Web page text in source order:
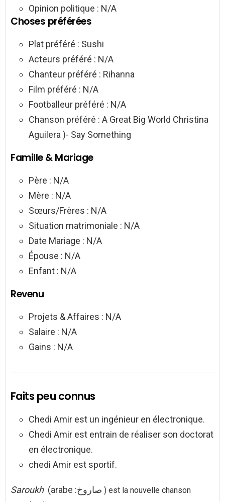
Opinion politique : N/A
Choses préférées
Plat préféré : Sushi
Acteurs préféré : N/A
Chanteur préféré : Rihanna
Film préféré : N/A
Footballeur préféré : N/A
Chanson préféré : A Great Big World Christina
Aguilera )- Say Something
Famille & Mariage
Père : N/A
Mère : N/A
Sœurs/Frères : N/A
Situation matrimoniale : N/A
Date Mariage : N/A
Épouse : N/A
Enfant : N/A
Revenu
Projets & Affaires : N/A
Salaire : N/A
Gains : N/A
Faits peu connus
Chedi Amir est un ingénieur en électronique.
Chedi Amir est entrain de réaliser son doctorat
en électronique.
chedi Amir est sportif.
Saroukh (arabe :صاروخ ) est la nouvelle chanson